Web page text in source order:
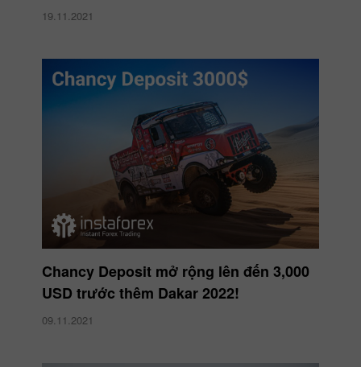
19.11.2021
Chancy Deposit mở rộng lên đến 3,000
USD trước thêm Dakar 2022!
09.11.2021